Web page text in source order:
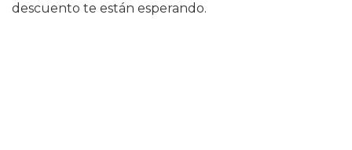
descuento te están esperando.